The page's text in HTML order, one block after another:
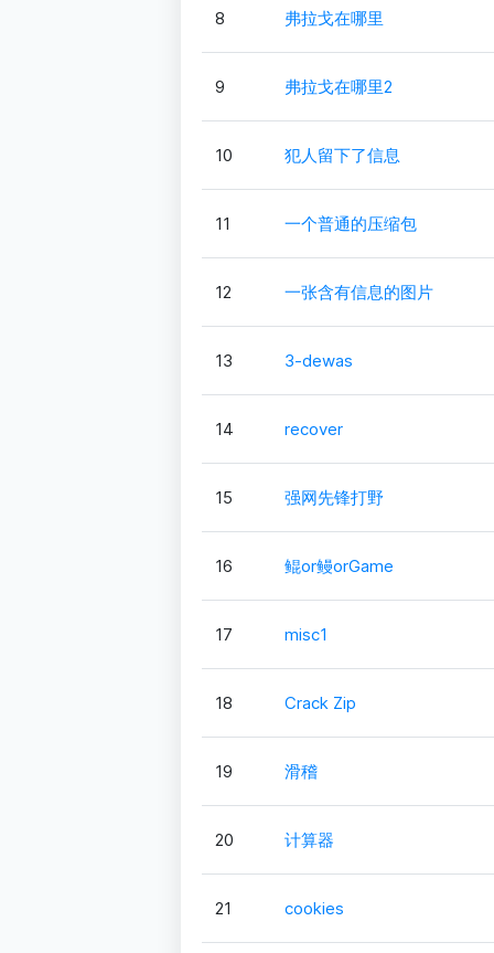
8 弗拉戈在哪里
9 弗拉戈在哪里2
10 犯人留下了信息
11 一个普通的压缩包
12 一张含有信息的图片
13 3-dewas
14 recover
15 强网先锋打野
16 鲲or鳗orGame
17 misc1
18 Crack Zip
19 滑稽
20 计算器
21 cookies